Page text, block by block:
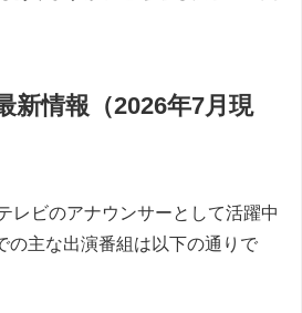
新情報（2026年7月現
レビのアナウンサーとして活躍中
の主な出演番組は以下の通りで